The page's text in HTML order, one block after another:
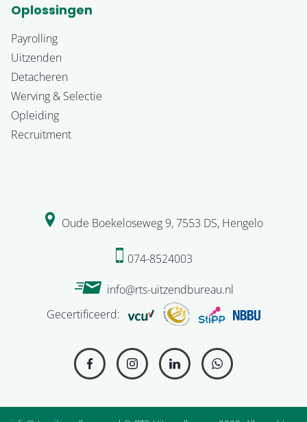
Oplossingen
Payrolling
Uitzenden
Detacheren
Werving & Selectie
Opleiding
Recruitment
Oude Boekeloseweg 9,7553 DS, Hengelo
074-8524003
info@rts-uitzendbureau.nl
Gecertificeerd: